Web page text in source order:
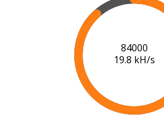
86000
19.9 kH/s